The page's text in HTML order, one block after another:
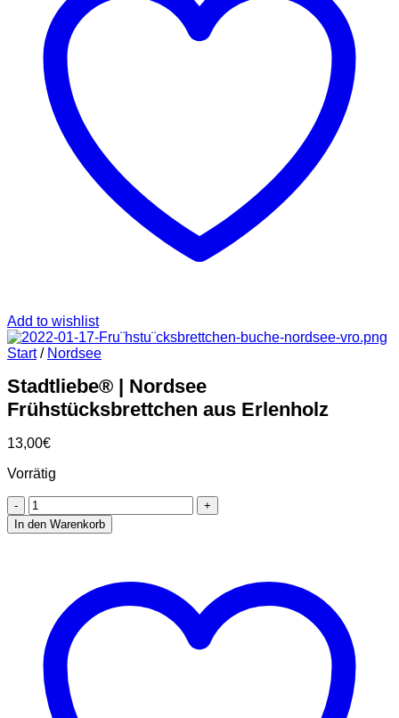
Add to wishlist
Start / Nordsee
Stadtliebe® | Nordsee
Frühstücksbrettchen aus Erlenholz
13,00€
Vorrätig
Stadtliebe®
|
Nordsee
In den Warenkorb